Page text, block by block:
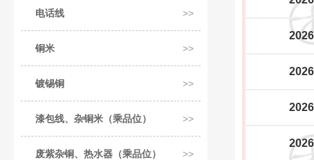
电话线
铜米
镀锡铜
漆包线、杂铜米（乘品位）
废紫杂铜、热水器（乘品位）